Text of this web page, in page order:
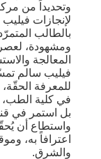
وتحديداً من
لإنجازات
بالطالب
ومشهودة،
المعالجة
فيليب سالم
للمعرفة
في كلية الطب،
بل استمر في
واستطاع أن
اعترافاً به،
والشرق.